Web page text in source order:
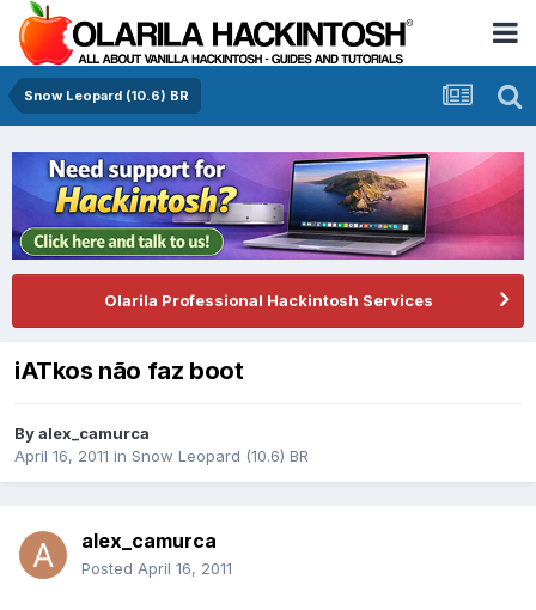
Snow Leopard (10.6) BR
Olarila Professional Hackintosh Services
iATkos não faz boot
Byalex_camurca
April 16, 2011 in Snow Leopard (10.6) BR
alex_camurca
Posted April 16, 2011